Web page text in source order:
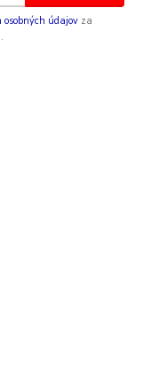
osobných údajov za